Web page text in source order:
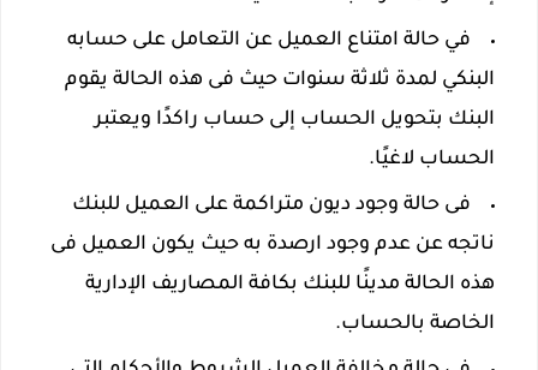
في حالة امتناع العميل عن التعامل على حسابه
البنكي لمدة ثلاثة سنوات حيث فى هذه الحالة يقوم
البنك بتحويل الحساب إلى حساب راكدًا ويعتبر
الحساب لاغيًا.
فى حالة وجود ديون متراكمة على العميل للبنك
ناتجه عن عدم وجود ارصدة به حيث يكون العميل فى
هذه الحالة مدينًا للبنك بكافة المصاريف الإدارية
الخاصة بالحساب.